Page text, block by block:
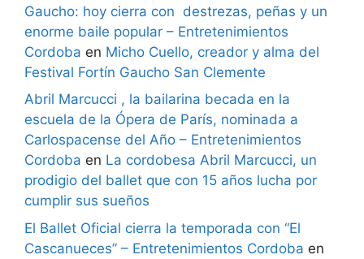
Gaucho: hoy cierra con destrezas, peñas y un
enorme baile popular – Entretenimientos
Cordoba en Micho Cuello, creador y alma del
Festival Fortín Gaucho San Clemente
Abril Marcucci , la bailarina becada en la
escuela de la Ópera de París, nominada a
Carlospacense del Año – Entretenimientos
Cordoba en La cordobesa Abril Marcucci, un
prodigio del ballet que con 15 años lucha por
cumplir sus sueños
El Ballet Oficial cierra la temporada con “El
Cascanueces” – Entretenimientos Cordoba en